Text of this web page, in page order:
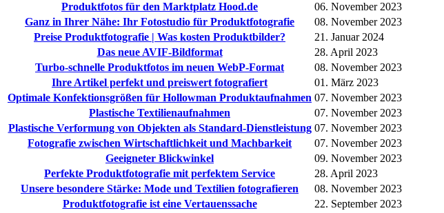
Produktfotos für den Marktplatz Hood.de
06. November 2023
Ganz in Ihrer Nähe: Ihr Fotostudio für Produktfotografie
08. November 2023
Preise Produktfotografie | Was kosten Produktbilder?
21. Januar 2024
Das neue AVIF-Bildformat
28. April 2023
Turbo-schnelle Produktfotos im neuen WebP-Format
08. November 2023
Ihre Artikel perfekt und preiswert fotografiert
01. März 2023
Optimale Konfektionsgrößen für Hollowman Produktaufnahmen 07. November 2023
Plastische Textilienaufnahmen
07. November 2023
Plastische Verformung von Objekten als Standard-Dienstleistung 07. November 2023
Fotografie zwischen Wirtschaftlichkeit und Machbarkeit
07. November 2023
Geeigneter Blickwinkel
09. November 2023
Perfekte Produktfotografie mit perfektem Service
28. April 2023
Unsere besondere Stärke: Mode und Textilien fotografieren
08. November 2023
Produktfotografie ist eine Vertauenssache
22. September 2023